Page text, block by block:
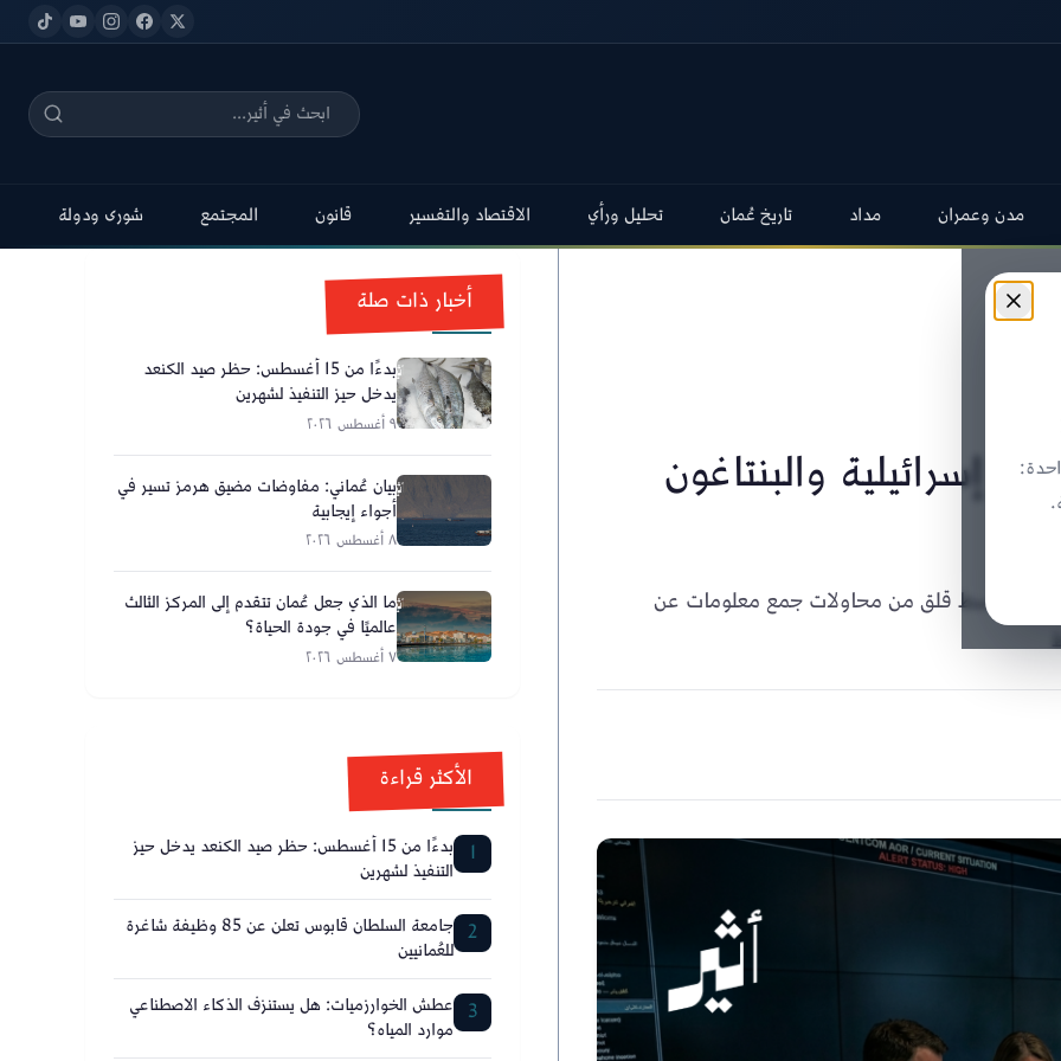
مدن وعمران مداد تاريخ عُمان تحليل ورأي الاقتصاد والتفسير قانون المجتمع شورى ودولة
والبنتاغون
تحذيري، وسط قلق من محاولات جمع معلومات عن
أخبار ذات صلة
بدءًا من 15 أغسطس: حظر صيد الكنعد
يدخل حيز التنفيذ لشهرين
٩ أغسطس ٢٠٢٦
بيان عُماني: مفاوضات مضيق هرمز تسير في
أجواء إيجابية
٨ أغسطس ٢٠٢٦
ما الذي جعل عُمان تتقدم إلى المركز الثالث
عالميًا في جودة الحياة؟
٧ أغسطس ٢٠٢٦
الأكثر قراءة
1 بدءًا من 15 أغسطس: حظر صيد الكنعد يدخل حيز
التنفيذ لشهرين
2 جامعة السلطان قابوس تعلن عن 85 وظيفة شاغرة
للعُمانيين
3 عطش الخوارزميات: هل يستنزف الذكاء الاصطناعي
موارد المياه؟